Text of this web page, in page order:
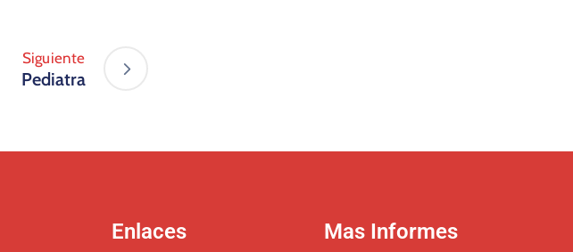
Siguiente
Pediatra
Enlaces Mas Informes